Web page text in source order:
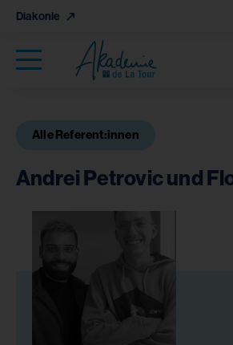
Diakonie
Alle Referent:innen
Andrei Petrovic und